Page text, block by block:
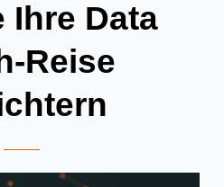
Ihre Data
Reise